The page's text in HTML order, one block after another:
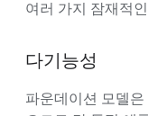
여러 가지 잠재적
다기능성
파운데이션 모델